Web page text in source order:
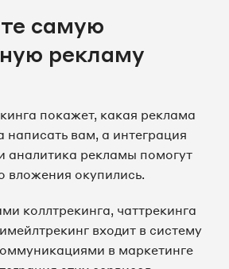
самую
рекламу
покажет, какая реклама
написать вам, а интеграция
аналитика рекламы помогут
вложения окупились.
коллтрекинга, чаттрекинга
входит в систему
в маркетинге